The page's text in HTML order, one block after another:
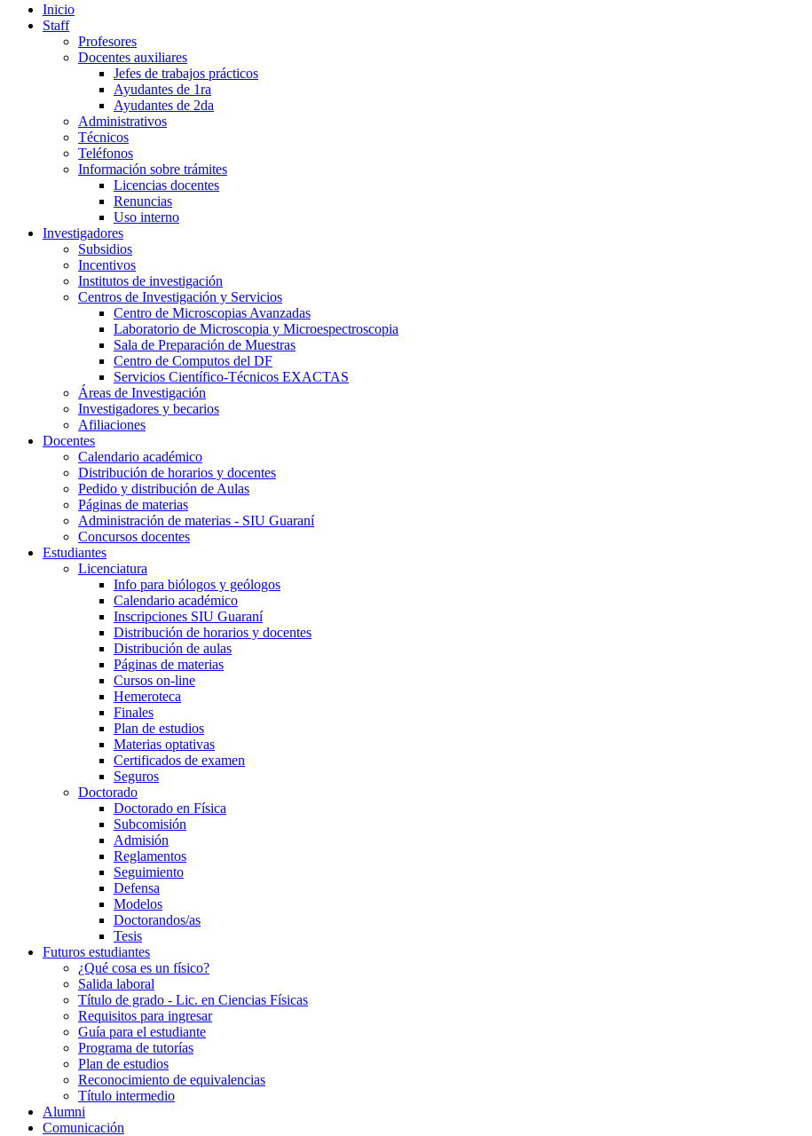
Inicio
Staff
Profesores
Docentes auxiliares
Jefes de trabajos prácticos
Ayudantes de 1ra
Ayudantes de 2da
Administrativos
Técnicos
Teléfonos
Información sobre trámites
Licencias docentes
Renuncias
Uso interno
Investigadores
Subsidios
Incentivos
Institutos de investigación
Centros de Investigación y Servicios
Centro de Microscopias Avanzadas
Laboratorio de Microscopia y Microespectroscopia
Sala de Preparación de Muestras
Centro de Computos del DF
Servicios Científico-Técnicos EXACTAS
Áreas de Investigación
Investigadores y becarios
Afiliaciones
Docentes
Calendario académico
Distribución de horarios y docentes
Pedido y distribución de Aulas
Páginas de materias
Administración de materias - SIU Guaraní
Concursos docentes
Estudiantes
Licenciatura
Info para biólogos y geólogos
Calendario académico
Inscripciones SIU Guaraní
Distribución de horarios y docentes
Distribución de aulas
Páginas de materias
Cursos on-line
Hemeroteca
Finales
Plan de estudios
Materias optativas
Certificados de examen
Seguros
Doctorado
Doctorado en Física
Subcomisión
Admisión
Reglamentos
Seguimiento
Defensa
Modelos
Doctorandos/as
Tesis
Futuros estudiantes
¿Qué cosa es un físico?
Salida laboral
Título de grado - Lic. en Ciencias Físicas
Requisitos para ingresar
Guía para el estudiante
Programa de tutorías
Plan de estudios
Reconocimiento de equivalencias
Título intermedio
Alumni
Comunicación